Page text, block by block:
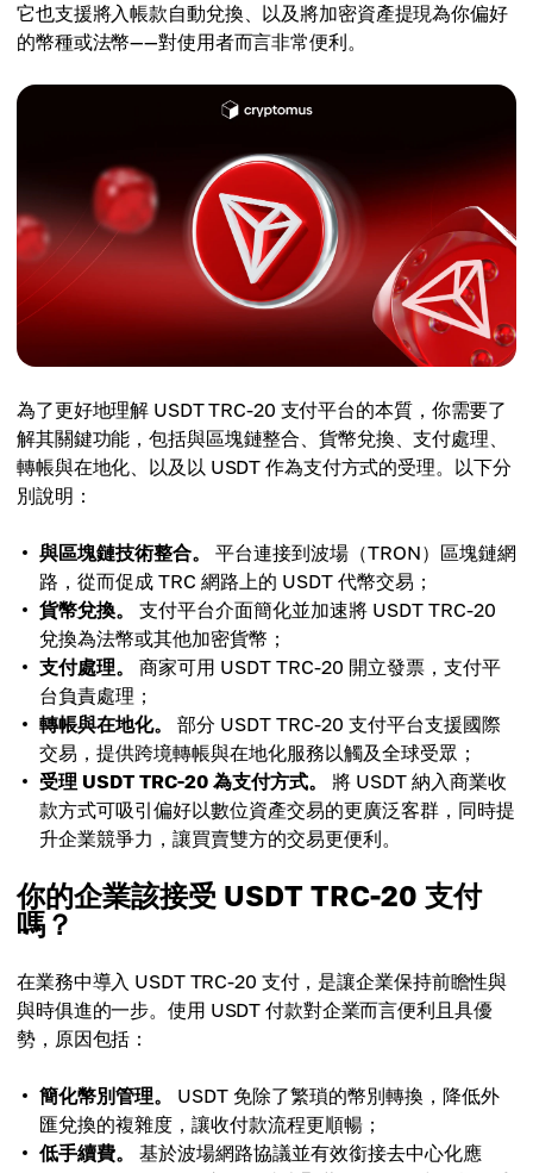
它也支援將入帳款自動兌換、以及將加密資產提現為你偏好
的幣種或法幣——對使用者而言非常便利。
為了更好地理解 USDT TRC-20 支付平台的本質，你需要了
解其關鍵功能，包括與區塊鏈整合、貨幣兌換、支付處理、
轉帳與在地化、以及以 USDT 作為支付方式的受理。以下分
別說明：
與區塊鏈技術整合。
平台連接到波場（TRON）區塊鏈網
路，從而促成 TRC 網路上的 USDT 代幣交易；
貨幣兌換。
支付平台介面簡化並加速將 USDT TRC-20
兌換為法幣或其他加密貨幣；
支付處理。
商家可用 USDT TRC-20 開立發票，支付平
台負責處理；
轉帳與在地化。
部分 USDT TRC-20 支付平台支援國際
交易，提供跨境轉帳與在地化服務以觸及全球受眾；
受理 USDT TRC-20 為支付方式。
將 USDT 納入商業收
款方式可吸引偏好以數位資產交易的更廣泛客群，同時提
升企業競爭力，讓買賣雙方的交易更便利。
你的企業該接受 USDT TRC-20 支付
嗎？
在業務中導入 USDT TRC-20 支付，是讓企業保持前瞻性與
與時俱進的一步。使用 USDT 付款對企業而言便利且具優
勢，原因包括：
簡化幣別管理。
USDT 免除了繁瑣的幣別轉換，降低外
匯兌換的複雜度，讓收付款流程更順暢；
低手續費。
基於波場網路協議並有效銜接去中心化應